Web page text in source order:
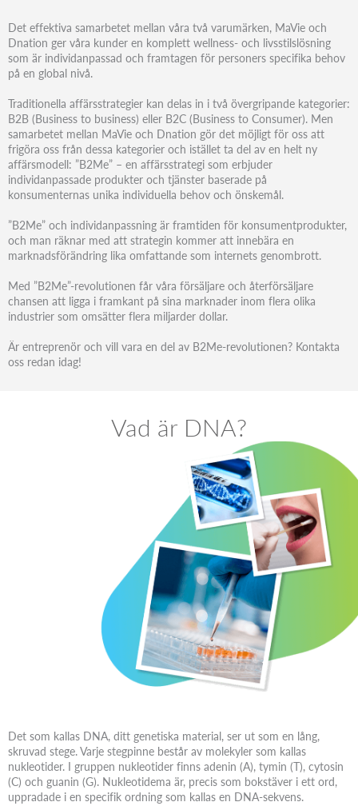
Det effektiva samarbetet mellan våra två varumärken, MaVie och
Dnation ger våra kunder en komplett wellness- och livsstilslösning
som är individanpassad och framtagen för personers specifika behov
på en global nivå.
Traditionella affärsstrategier kan delas in i två övergripande kategorier:
B2B (Business to business) eller B2C (Business to Consumer). Men
samarbetet mellan MaVie och Dnation gör det möjligt för oss att
frigöra oss från dessa kategorier och istället ta del av en helt ny
affärsmodell: ”B2Me” – en affärsstrategi som erbjuder
individanpassade produkter och tjänster baserade på
konsumenternas unika individuella behov och önskemål.
”B2Me” och individanpassning är framtiden för konsumentprodukter,
och man räknar med att strategin kommer att innebära en
marknadsförändring lika omfattande som internets genombrott.
Med ”B2Me”-revolutionen får våra försäljare och återförsäljare
chansen att ligga i framkant på sina marknader inom flera olika
industrier som omsätter flera miljarder dollar.
Är entreprenör och vill vara en del av B2Me-revolutionen? Kontakta
oss redan idag!
Vad är DNA?
Det som kallas DNA, ditt genetiska material, ser ut som en lång,
skruvad stege. Varje stegpinne består av molekyler som kallas
nukleotider. I gruppen nukleotider finns adenin (A), tymin (T), cytosin
(C) och guanin (G). Nukleotidema är, precis som bokstäver i ett ord,
uppradade i en specifik ordning som kallas en DNA-sekvens.